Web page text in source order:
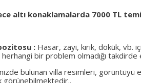
altı konaklamalarda 7000 TL
: Hasar, zayi, kırık, dökük, vb.
bir problem olmadığı takdirde
bulunan villa resimleri, görüntüyü
görünebilmektedir..